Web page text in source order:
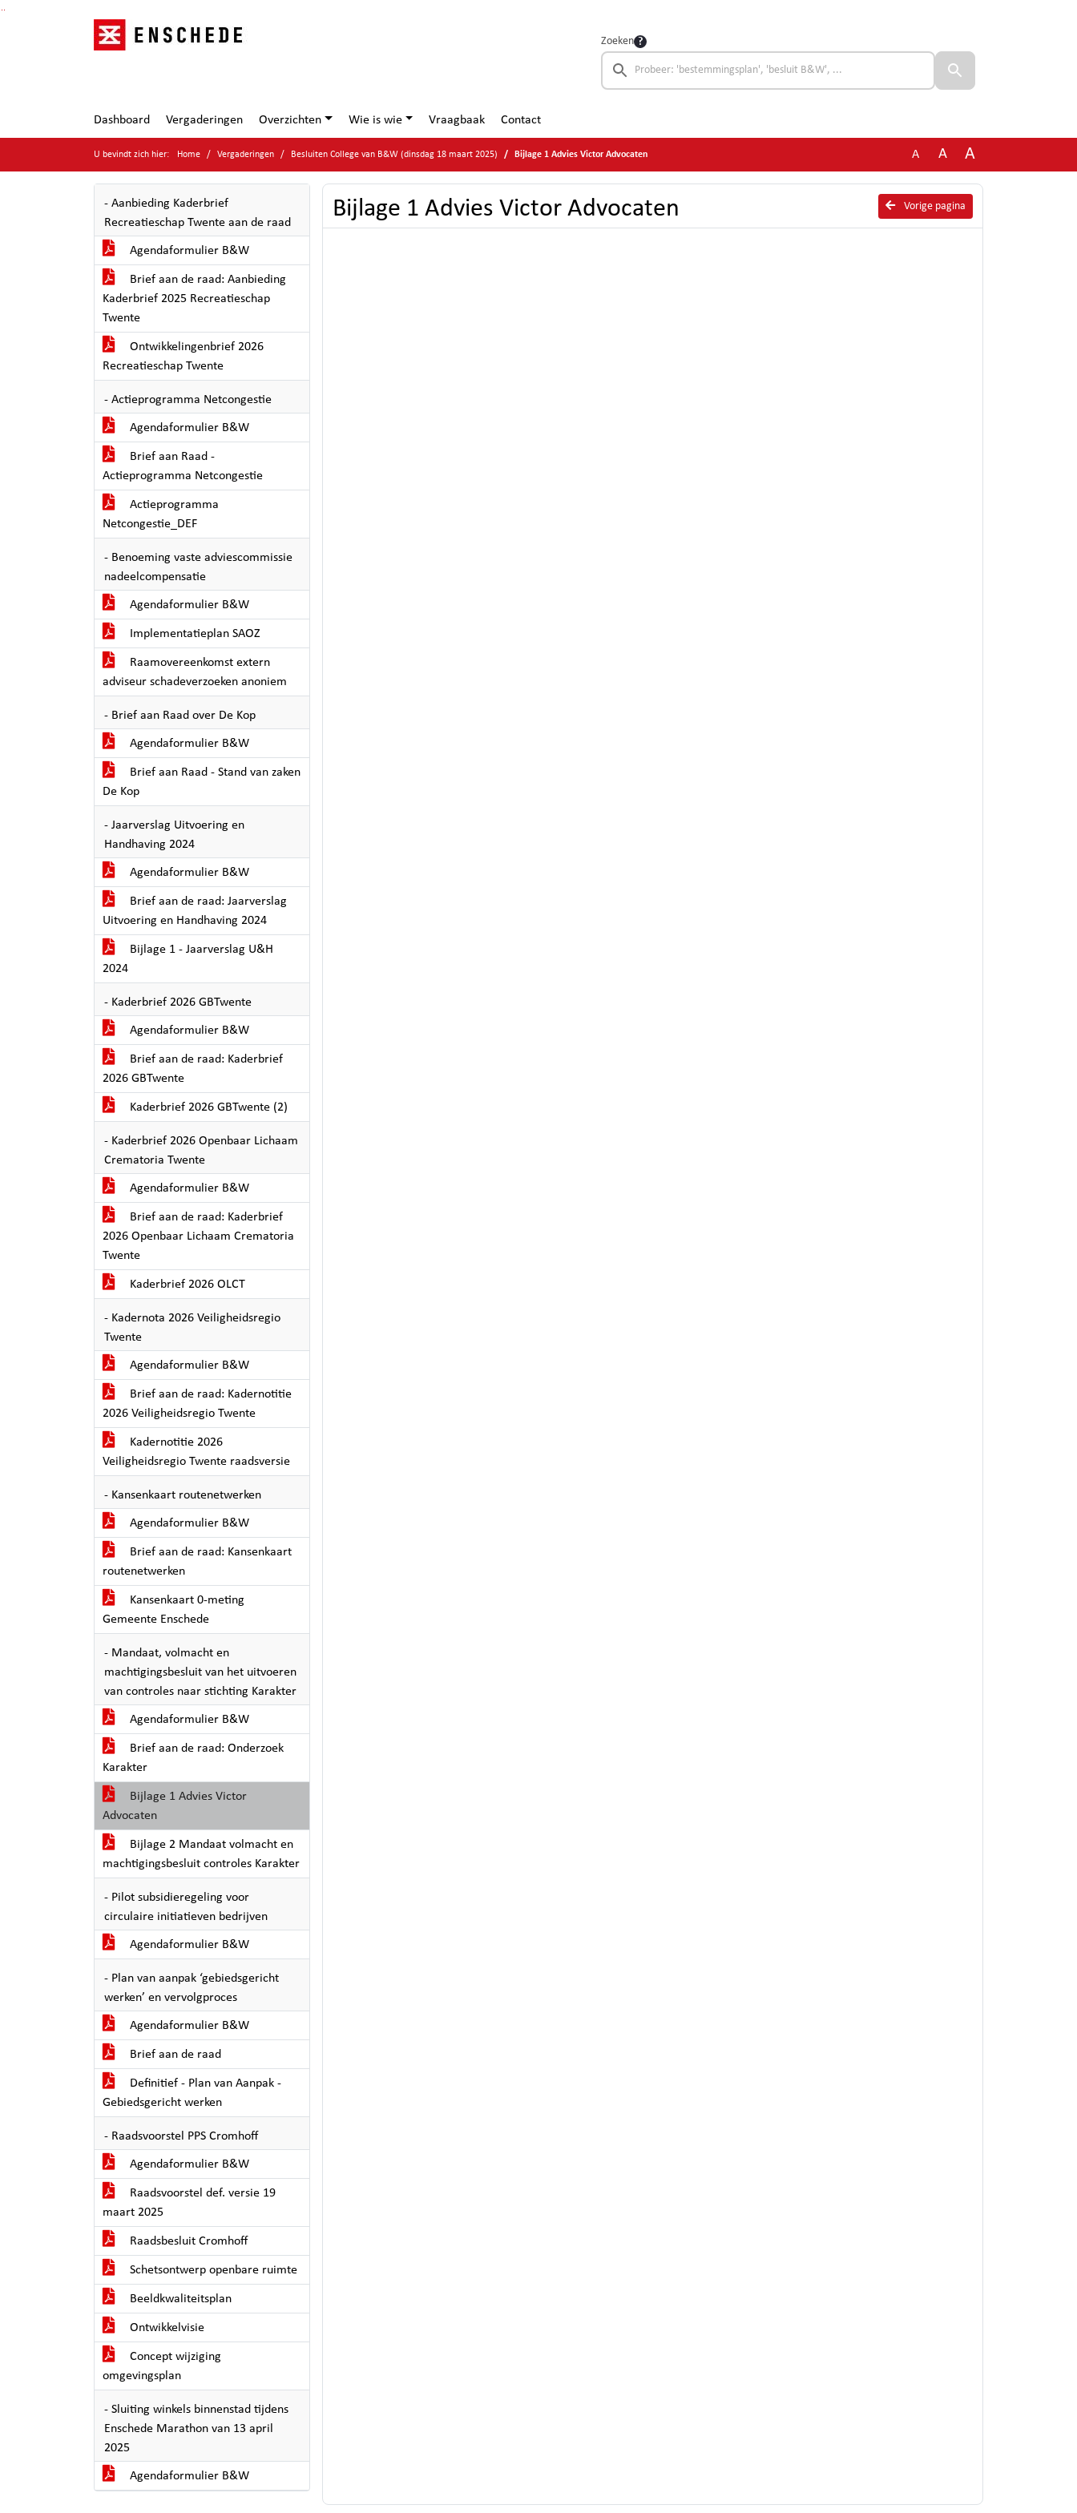
Ga naar de inhoud van deze pagina
Ga naar het zoeken
Ga naar het menu
Zoeken
Dashboard Vergaderingen Overzichten Wie is wie Vraagbaak Contact
U bevindt zich hier: Home Vergaderingen Besluiten College van B&W (dinsdag 18 maart 2025) Bijlage 1 Advies Victor Advocaten A A A
- Aanbieding Kaderbrief
Recreatieschap Twente aan de raad
Agendaformulier B&W
Brief aan de raad: Aanbieding
Kaderbrief 2025 Recreatieschap
Twente
Ontwikkelingenbrief 2026
Recreatieschap Twente
- Actieprogramma Netcongestie
Agendaformulier B&W
Brief aan Raad -
Actieprogramma Netcongestie
Actieprogramma
Netcongestie_DEF
- Benoeming vaste adviescommissie
nadeelcompensatie
Agendaformulier B&W
Implementatieplan SAOZ
Raamovereenkomst extern
adviseur schadeverzoeken anoniem
- Brief aan Raad over De Kop
Agendaformulier B&W
Brief aan Raad - Stand van zaken
De Kop
- Jaarverslag Uitvoering en
Handhaving 2024
Agendaformulier B&W
Brief aan de raad: Jaarverslag
Uitvoering en Handhaving 2024
Bijlage 1 - Jaarverslag U&H
2024
- Kaderbrief 2026 GBTwente
Agendaformulier B&W
Brief aan de raad: Kaderbrief
2026 GBTwente
Kaderbrief 2026 GBTwente (2)
- Kaderbrief 2026 Openbaar Lichaam
Crematoria Twente
Agendaformulier B&W
Brief aan de raad: Kaderbrief
2026 Openbaar Lichaam Crematoria
Twente
Kaderbrief 2026 OLCT
- Kadernota 2026 Veiligheidsregio
Twente
Agendaformulier B&W
Brief aan de raad: Kadernotitie
2026 Veiligheidsregio Twente
Kadernotitie 2026
Veiligheidsregio Twente raadsversie
- Kansenkaart routenetwerken
Agendaformulier B&W
Brief aan de raad: Kansenkaart
routenetwerken
Kansenkaart 0-meting
Gemeente Enschede
- Mandaat, volmacht en
machtigingsbesluit van het uitvoeren
van controles naar stichting Karakter
Agendaformulier B&W
Brief aan de raad: Onderzoek
Karakter
Bijlage 1 Advies Victor
Advocaten
Bijlage 2 Mandaat volmacht en
machtigingsbesluit controles Karakter
- Pilot subsidieregeling voor
circulaire initiatieven bedrijven
Agendaformulier B&W
- Plan van aanpak ‘gebiedsgericht
werken’ en vervolgproces
Agendaformulier B&W
Brief aan de raad
Definitief - Plan van Aanpak -
Gebiedsgericht werken
- Raadsvoorstel PPS Cromhoff
Agendaformulier B&W
Raadsvoorstel def. versie 19
maart 2025
Raadsbesluit Cromhoff
Schetsontwerp openbare ruimte
Beeldkwaliteitsplan
Ontwikkelvisie
Concept wijziging
omgevingsplan
- Sluiting winkels binnenstad tijdens
Enschede Marathon van 13 april
2025
Agendaformulier B&W
Vorige pagina
Bijlage 1 Advies Victor Advocaten